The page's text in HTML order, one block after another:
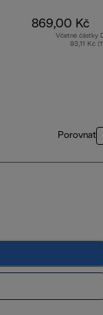
869,00 Kč
Včetně částky
93,11 Kč
Porovnat